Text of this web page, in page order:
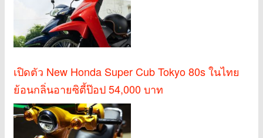
เปิดตัว New Honda Super Cub Tokyo 80s ในไทย
ย้อนกลิ่นอายซิตี้ป๊อป 54,000 บาท